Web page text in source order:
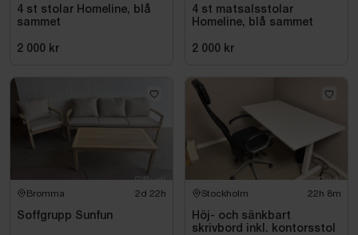
4 st stolar Homeline, blå
sammet
2 000 kr
4 st matsalsstolar
Homeline, blå sammet
2 000 kr
Bromma 2d 22h
Soffgrupp Sunfun
Stockholm 22h 8m
Höj- och sänkbart
skrivbord inkl. kontorsstol